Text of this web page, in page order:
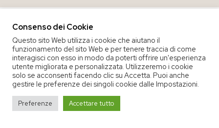
COPYRIGHT 2020 COOP. SOC. OFFICINA 68 |
TERMINI E CONDIZIONI DEL SERVIZIO|
Consenso dei Cookie
Questo sito Web utilizza i cookie che aiutano il
funzionamento del sito Web e per tenere traccia di come
interagisci con esso in modo da poterti offrire un'esperienza
utente migliorata e personalizzata. Utilizzeremo i cookie
solo se acconsenti facendo clic su Accetta. Puoi anche
gestire le preferenze dei singoli cookie dalle Impostazioni.
Preferenze Accettare tutto